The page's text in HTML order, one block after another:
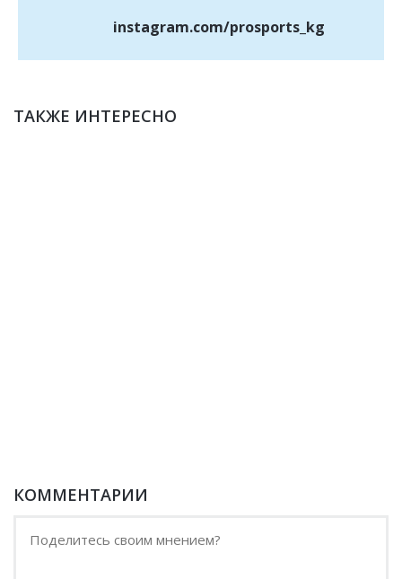
instagram.com/prosports_kg
ТАКЖЕ ИНТЕРЕСНО
КОММЕНТАРИИ